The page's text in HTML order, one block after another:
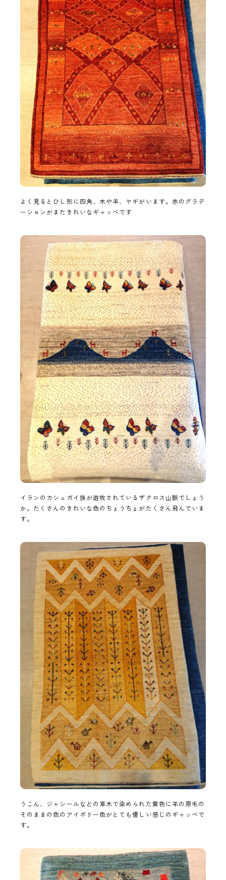
よく見るとひし形に四角、木や羊、ヤギがいます。赤のグラデ
ーションがまたきれいなギャッベです
イランのカシュガイ族が遊牧されているザクロス山脈でしょう
か。たくさんのきれいな色のちょうちょがたくさん飛んでいま
す。
うこん、ジャシールなどの草木で染められた黄色に羊の原毛の
そのままの色のアイボリー色がとても優しい感じのギャッベで
す。